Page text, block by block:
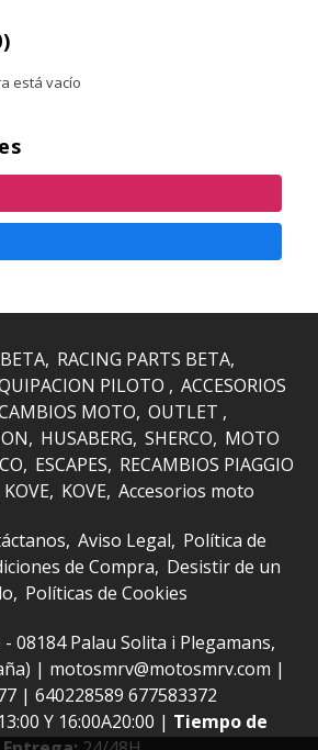
está vacío
RACING PARTS BETA
PILOTO
ACCESORIOS
MOTO OUTLET
HUSABERG SHERCO MOTO
ESCAPES RECAMBIOS PIAGGIO
KOVE KOVE Accesorios moto
Aviso Legal Política de
de Compra Desistir de un
Políticas de Cookies
08184 Palau Solita i Plegamans,
| motosmrv@motosmrv.com |
| 640228589 677583372
Y 16:00A20:00 | Tiempo de